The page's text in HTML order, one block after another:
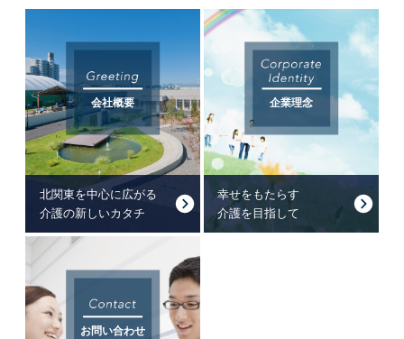
会社概要
北関東を中心に広がる
介護の新しいカタチ
企業理念
幸せをもたらす
介護を目指して
お問い合わせ